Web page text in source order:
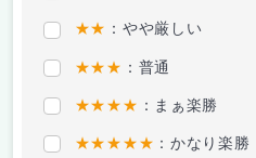
★★ ：やや厳しい
★★★ ：普通
★★★★ ：まぁ楽勝
★★★★★ ：かなり楽勝